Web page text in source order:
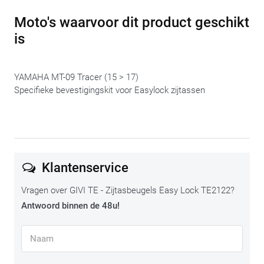
alles te laten passen.
Moto's waarvoor dit product geschikt
is
YAMAHA MT-09 Tracer (15 > 17)
Specifieke bevestigingskit voor Easylock zijtassen
Klantenservice
Vragen over GIVI TE - Zijtasbeugels Easy Lock TE2122?
Antwoord binnen de 48u!